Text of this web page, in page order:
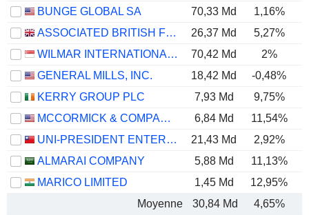
BUNGE GLOBAL SA
70,33 Md 1,16%
ASSOCIATED BRITISH FOODS PLC
26,37 Md 5,27%
WILMAR INTERNATIONAL LIMITED
70,42 Md
2%
GENERAL MILLS, INC.
18,42 Md -0,48%
KERRY GROUP PLC
7,93 Md 9,75%
MCCORMICK & COMPANY, INCORPORATED
6,84 Md 11,54%
UNI-PRESIDENT ENTERPRISES CORP.
21,43 Md 2,92%
ALMARAI COMPANY
5,88 Md 11,13%
MARICO LIMITED
1,45 Md 12,95%
Moyenne
30,84 Md 4,65%